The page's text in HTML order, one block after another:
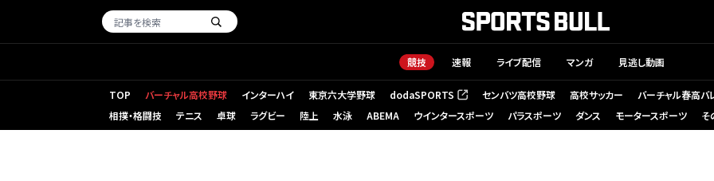
競技 速報 ライブ配信 マンガ 見逃し動画
TOP バーチャル高校野球 インターハイ 東京六大学野球 dodaSPORTS
（新しいタブで開く） センバツ高校野球 高校サッカー バーチャル春高バ
相撲・格闘技
テニス 卓球 ラグビー 陸上 水泳 ABEMA ウインタースポーツ パラスポーツ ダンス モータースポーツ そ